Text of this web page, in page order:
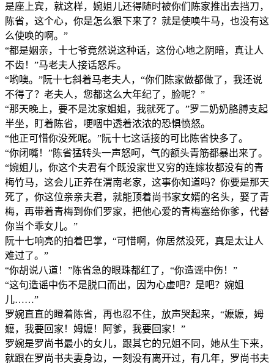
是座上宾，就这样，婉姐儿还得随时被你们陈家推出去挡刀，
陈省，这个心，你是怎么狠下来了？就是使唤牛马，也没有这
么使唤的啊。”
“都是姻亲，十七爷竟然说这种话，这份心地之阴暗，真让人
不齿！”马老夫人接话怒斥。
“哟噢。”阮十七斜着马老夫人，“你们陈家做都做了，我还说
不得了？老夫人，您都这么大年纪了，脸呢？”
“那天晚上，要不是沈家姐姐，我就死了。”罗二奶奶胳膊支起
半坐，盯着陈省，哽咽中透着浓浓的恐惧愤怒。
“他正可惜你没死呢。”阮十七这话接的可比陈省快多了。
“你闭嘴！”陈省猛转头一声怒呵，气的额头青筋都暴出来了。
“婉姐儿，你这个夫君有个既没家世又穷的连嫁妆都没有的青
梅竹马，这会儿正养在渭南老家，这事你知道吗？你要是那天
死了，你这位亲亲夫君，就能顶着尚书家女婿的名头，娶了青
梅，再带着青梅到你们罗家，把他心爱的青梅塞给你爹，代替
你当个乖女儿。”
阮十七响亮的拍着巴掌，“可惜啊，你居然没死，真是太让人
难过了。”
“你胡说八道！”陈省急的眼珠都红了，“你造谣中伤！”
“这句造谣中伤不是脱口而出，因为心虚吧？是吧？婉姐
儿……”
罗婉直直的瞪着陈省，再也忍不住，放声哭起来，“嬷嬷，姆
嬷，我要回家！姆嬷！阿爹，我要回家！”
罗婉是罗尚书最小的女儿，跟其它的兄姐不同，她从生下来，
就跟在罗尚书夫妻身边，一刻没有离开过，有几年，罗尚书夫